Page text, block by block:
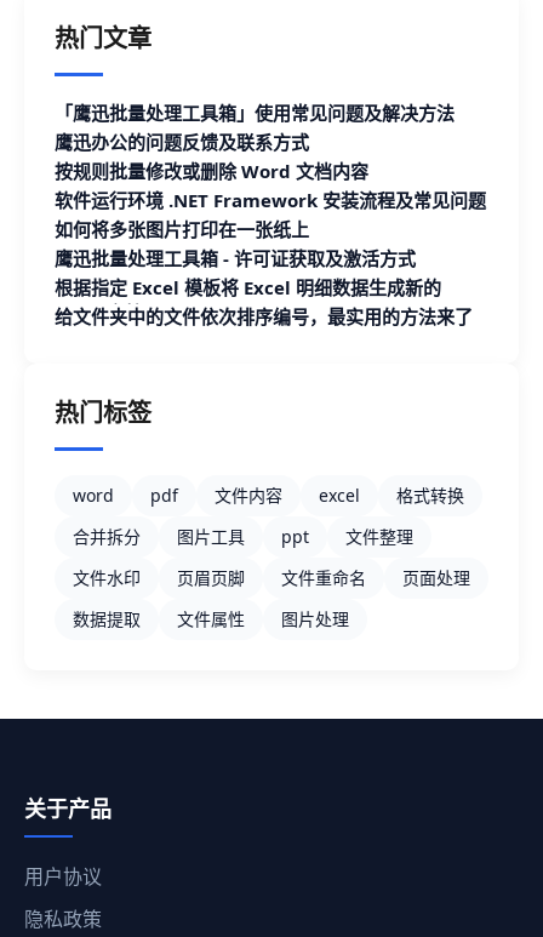
热门文章
「鹰迅批量处理工具箱」使用常见问题及解决方法
鹰迅办公的问题反馈及联系方式
按规则批量修改或删除 Word 文档内容
软件运行环境 .NET Framework 安装流程及常见问题
如何将多张图片打印在一张纸上
鹰迅批量处理工具箱 - 许可证获取及激活方式
根据指定 Excel 模板将 Excel 明细数据生成新的
Excel 文档
给文件夹中的文件依次排序编号，最实用的方法来了
热门标签
word pdf 文件内容 excel
格式转换
合并拆分
图片工具 ppt
文件整理
文件水印
页眉页脚 文件重命名
页面处理
数据提取
文件属性 图片处理
关于产品
用户协议
隐私政策